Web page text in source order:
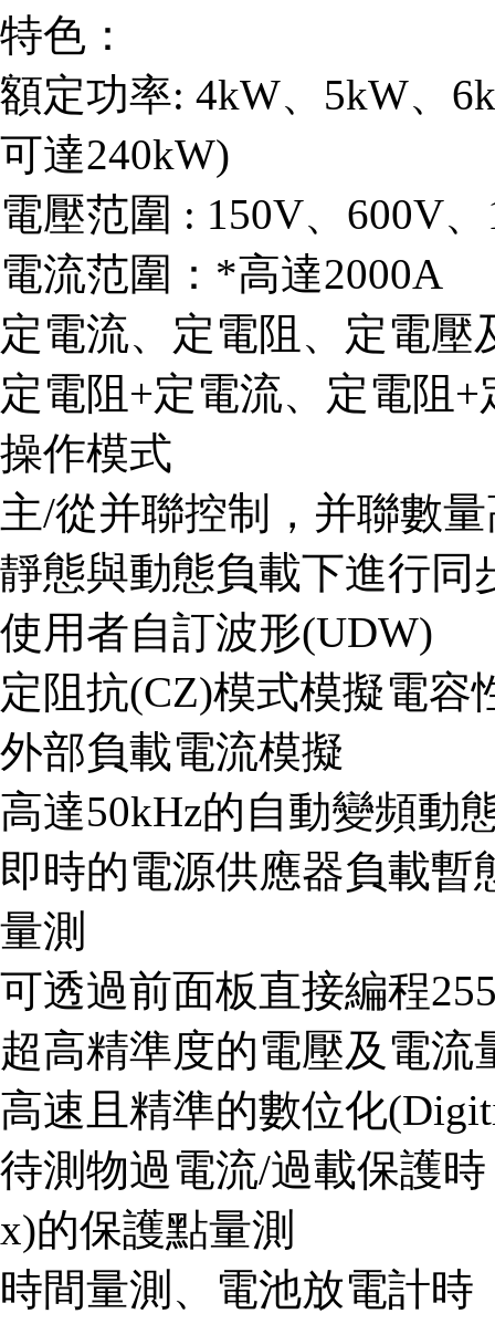
特色：
額定功率: 4kW、5kW、
可達240kW)
電壓范圍 : 150V、600V
電流范圍：*高達2000A
定電流、定電阻、定電壓
定電阻+定電流、定電阻
操作模式
主/從并聯控制，并聯數
靜態與動態負載下進行同
使用者自訂波形(UDW)
定阻抗(CZ)模式模擬電容
外部負載電流模擬
高達50kHz的自動變頻動
即時的電源供應器負載
量測
可透過前面板直接編程
超高精準度的電壓及電流
高速且精準的數位化
待測物過電流/過載保護
x)的保護點量測
時間量測、電池放電計時